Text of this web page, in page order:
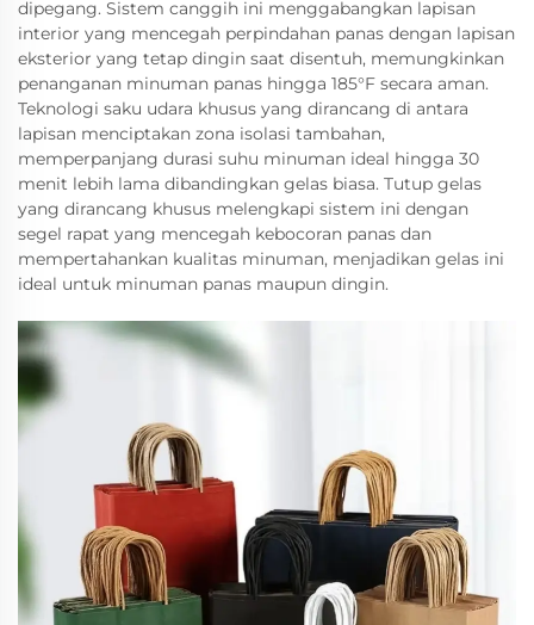
dipegang. Sistem canggih ini menggabangkan lapisan
interior yang mencegah perpindahan panas dengan lapisan
eksterior yang tetap dingin saat disentuh, memungkinkan
penanganan minuman panas hingga 185°F secara aman.
Teknologi saku udara khusus yang dirancang di antara
lapisan menciptakan zona isolasi tambahan,
memperpanjang durasi suhu minuman ideal hingga 30
menit lebih lama dibandingkan gelas biasa. Tutup gelas
yang dirancang khusus melengkapi sistem ini dengan
segel rapat yang mencegah kebocoran panas dan
mempertahankan kualitas minuman, menjadikan gelas ini
ideal untuk minuman panas maupun dingin.